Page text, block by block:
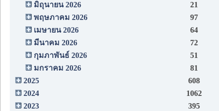
มิถุนายน 2026
21
พฤษภาคม 2026
97
เมษายน 2026
64
มีนาคม 2026
72
กุมภาพันธ์ 2026
51
มกราคม 2026
81
2025
608
2024
1062
2023
395